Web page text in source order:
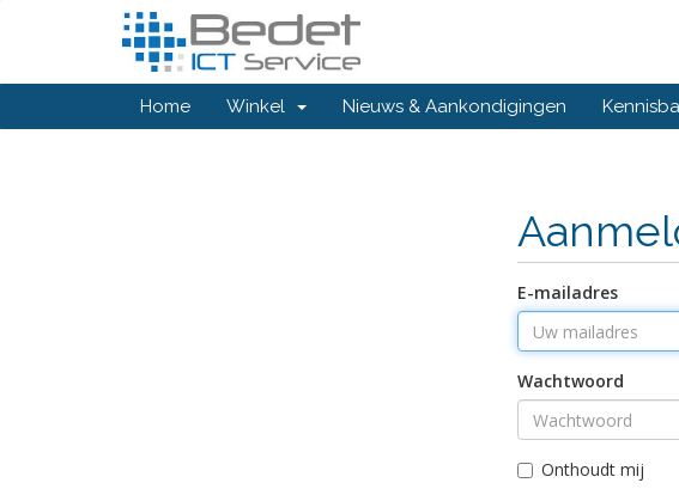
Home Winkel Nieuws & Aankondigingen
E-mailadres
Wachtwoord
Onthoudt mij